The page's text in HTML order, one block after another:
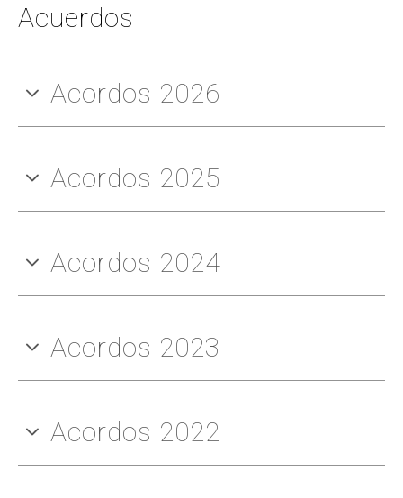
Acuerdos
Acordos 2026
Acordos 2025
Acordos 2024
Acordos 2023
Acordos 2022